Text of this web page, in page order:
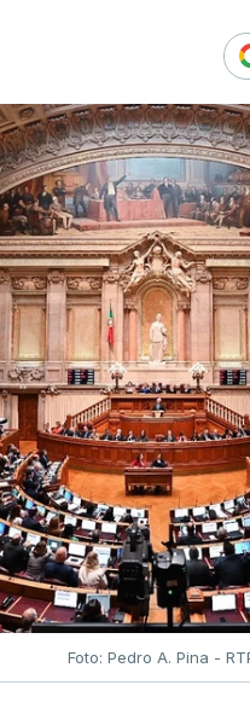
Foto: Pedro A. Pina -